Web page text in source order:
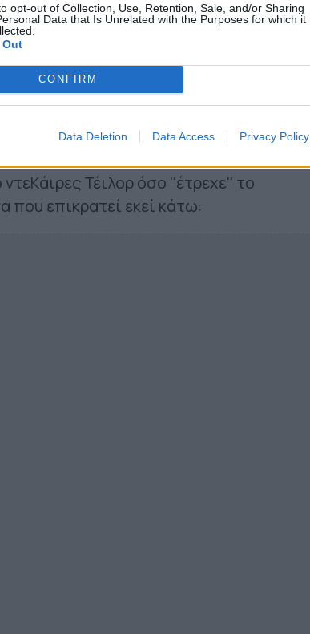
opt-out of Collection, Use, Retention, Sale, and/or Sharing
Data that Is Unrelated with the Purposes for which it
CONFIRM
Data Deletion Data Access Privacy Policy
στην θάλασσα είναι βασικές αιτίες για
περιέλθει οι θάλασσες. Όλα αυτά τα
Τέιλορ όσο ''έτρεχε'' το
που επικρατεί εκεί κάτω: